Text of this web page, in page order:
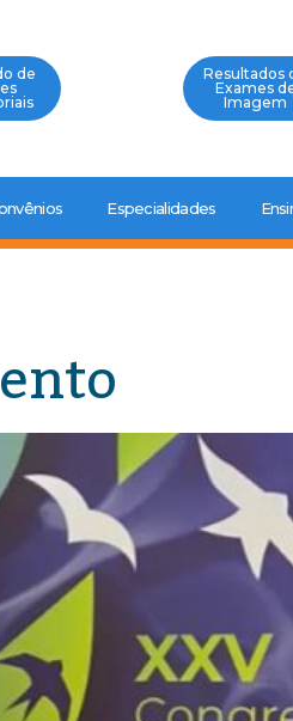
de
Resultados
Exames
Imagem
Especialidades